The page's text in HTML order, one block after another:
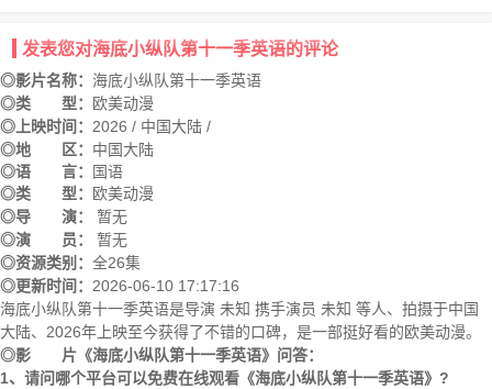
发表您对海底小纵队第十一季英语的评论
◎影片名称： 海底小纵队第十一季英语
◎类 型：
欧美动漫
◎上映时间： 2026 / 中国大陆 /
◎地 区： 中国大陆
◎语 言：
国语
◎类 型：
欧美动漫
◎导 演：
暂无
◎演 员：
暂无
◎资源类别： 全26集
◎更新时间： 2026-06-10 17:17:16
海底小纵队第十一季英语是导演 未知 携手演员 未知 等人、拍摄于中国
大陆、2026年上映至今获得了不错的口碑，是一部挺好看的欧美动漫。
◎影 片《海底小纵队第十一季英语》问答：
1、请问哪个平台可以免费在线观看《海底小纵队第十一季英语》?